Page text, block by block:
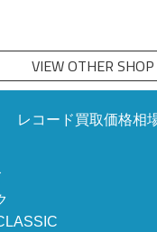
VIEW OTHER SHOP
レコード買取価格相